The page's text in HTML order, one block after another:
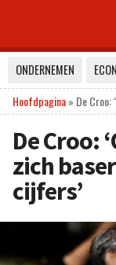
ONDERNEMEN
Hoofdpagina» De
De Croo:
zich
cijfers’